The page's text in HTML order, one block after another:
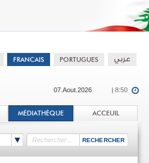
07.Aout.2026 | 8:50
MÉDIATHÈQUE ACCEUIL